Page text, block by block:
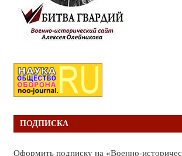
ПОДПИСКА
Оформить подписку на «Военно-